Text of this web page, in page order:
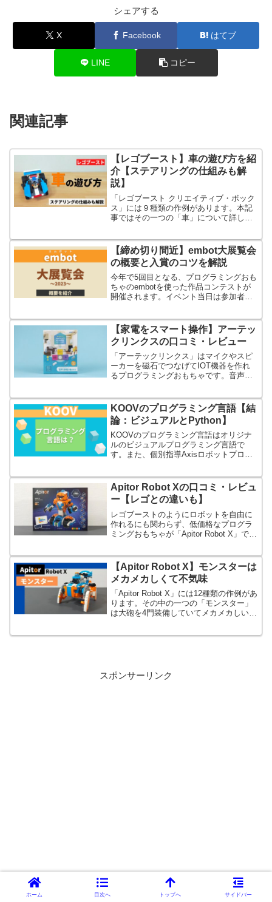
シェアする
X Facebook はてブ
LINE コピー
関連記事
【レゴブースト】車の遊び方を紹
介【ステアリングの仕組みも解
説】
「レゴブースト クリエイティブ・ボック
ス」には９種類の作例があります。本記
事ではその一つの「車」について詳しく
【締め切り間近】embot大展覧会
の概要と入賞のコツを解説
今年で5回目となる、プログラミングおも
ちゃのembotを使った作品コンテストが
開催されます。イベント当日は参加者に
【家電をスマート操作】アーテッ
クリンクスの口コミ・レビュー
「アーテックリンクス」はマイクやスピ
ーカーを磁石でつなげてIOT機器を作れ
るプログラミングおもちゃです。音声で
KOOVのプログラミング言語【結
論：ビジュアルとPython】
KOOVのプログラミング言語はオリジナ
ルのビジュアルプログラミング言語で
す。また、個別指導Axisロボットプログ
Apitor Robot Xの口コミ・レビュ
ー【レゴとの違いも】
レゴブーストのようにロボットを自由に
作れるにも関わらず、低価格なプログラ
ミングおもちゃが「Apitor Robot X」で
【Apitor Robot X】モンスターは
メカメカしくて不気味
「Apitor Robot X」には12種類の作例があ
ります。その中の一つの「モンスター」
は大砲を4門装備していてメカメカしいで
スポンサーリンク
ホーム 目次へ トップへ サイドバー